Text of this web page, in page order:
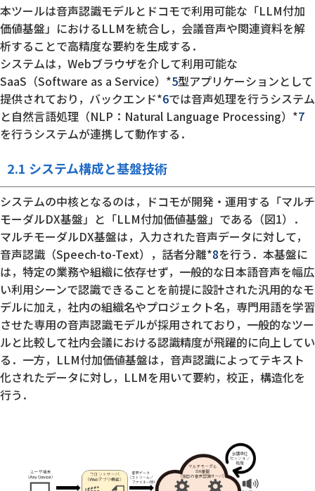
本ツールは音声認識モデルとドコモで利用可能な「LLM付加
価値基盤」におけるLLMを統合し，会議音声や関連資料を解
析することで高精度な要約を生成する．
システムは，Webブラウザを介して利用可能な
SaaS（Software as a Service）*5型アプリケーションとして
提供されており，バックエンド*6では音声処理を行うシステム
と自然言語処理（NLP：Natural Language Processing）*7
を行うシステムが連携して動作する．
2.1 システム構成と基盤技術
システムの中核となるのは，ドコモが開発・運用する「マルチ
モーダルDX基盤」と「LLM付加価値基盤」である（図1）．
マルチモーダルDX基盤は，入力された音声データに対して，
音声認識（Speech-to-Text），話者分離*8を行う．本基盤に
は，特定の業務や組織に依存せず，一般的な日本語音声を幅広
い利用シーンで認識できることを前提に設計された汎用的なモ
デルに加え，社内の組織名やプロジェクト名，専門用語を学習
させた専用の音声認識モデルが採用されており，一般的なツー
ルと比較して社内会議における認識精度が飛躍的に向上してい
る．一方，LLM付加価値基盤は，音声認識によってテキスト
化されたデータに対し，LLMを用いて要約，校正，構造化を
行う．